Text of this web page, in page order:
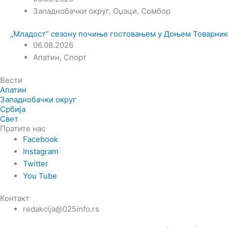
Западнобачки округ, Оџаци, Сомбор
„Младост“ сезону почиње гостовањем у Доњем
06.08.2026
Апатин, Спорт
Вести
Апатин
Западнобачки округ
Србија
Свет
Пратите нас
Facebook
Instagram
Twitter
You Tube
Контакт
redakcija@025info.rs